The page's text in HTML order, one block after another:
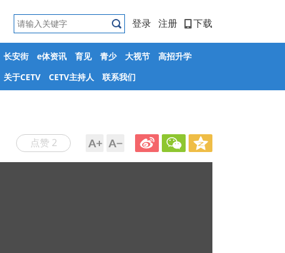
登录 注册 下载
长安街 e体资讯 育见 青少 大视节
高招升学
关于CETV CETV主持人 联系我们
点赞 2